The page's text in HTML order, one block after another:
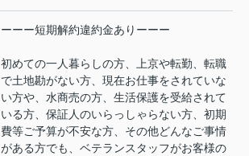
ーーー短期解約違約金ありーーー
初めての一人暮らしの方、上京や転勤、転職
で土地勘がない方、現在お仕事をされていな
い方や、水商売の方、生活保護を受給されて
いる方、保証人のいらっしゃらない方、初期
費等ご予算が不安な方、その他どんなご事情
がある方でも、ベテランスタッフがお客様の